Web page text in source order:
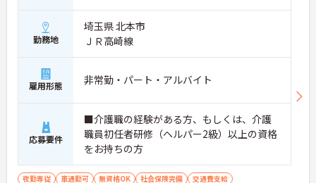
勤務地
埼玉県 北本市
ＪＲ高崎線
雇用形態 非常勤・パート・アルバイト
応募要件
■介護職の経験がある方、もしくは、介護
職員初任者研修（ヘルパー2級）以上の資格
をお持ちの方
夜勤専従 車通勤可 無資格OK 社会保険完備 交通費支給